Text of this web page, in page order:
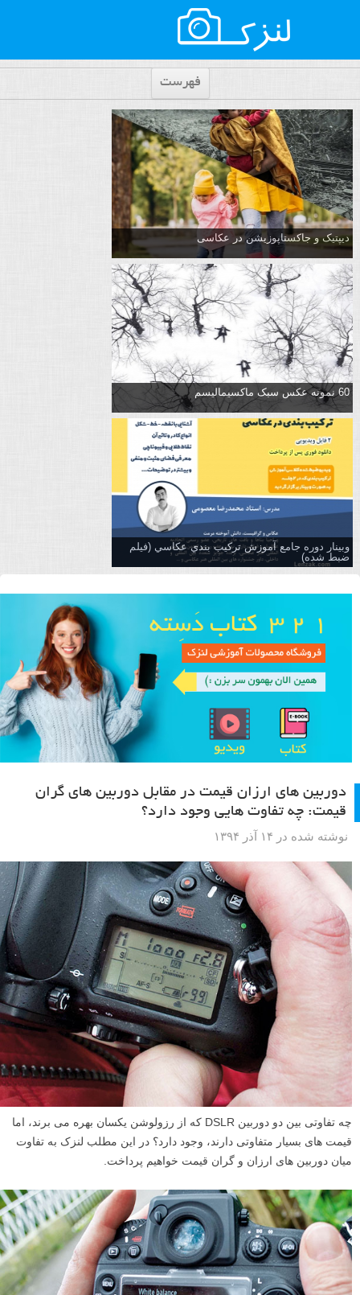
فهرست
دیپتیک و جاکستا‌پوزیشن در عکاسی
60 نمونه عکس سبک ماکسیمالیسم
وبینار دوره جامع آموزش تركيب بندي عكاسي (فیلم
ضبط شده)
دوربین های ارزان قیمت در مقابل دوربین های گران
قیمت: چه تفاوت هایی وجود دارد؟
نوشته شده در ۱۴ آذر ۱۳۹۴
چه تفاوتی بین دو دوربین DSLR که از رزولوشن یکسان بهره می برند، اما
قیمت های بسیار متفاوتی دارند، وجود دارد؟ در این مطلب لنزک به تفاوت
میان دوربین های ارزان و گران قیمت خواهیم پرداخت.